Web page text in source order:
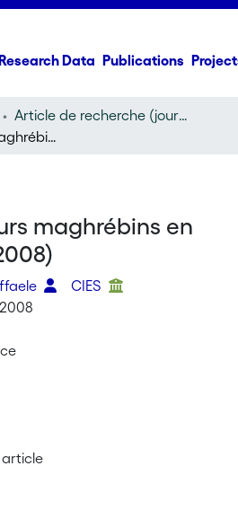
Data Publications
Article de recherche (journal article)
Les footballeurs maghrébins en Suisse (1962-2008)
maghrébins en
CIES
article